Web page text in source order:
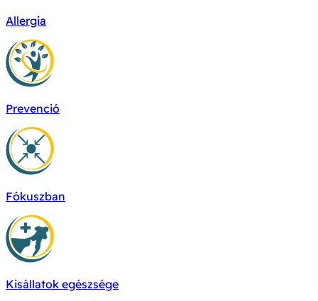
Allergia
Prevenció
Fókuszban
Kisállatok egészsége